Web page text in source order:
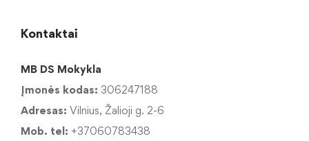
Kontaktai
MB DS Mokykla
Įmonės kodas: 306247188
Adresas: Vilnius, Žalioji g. 2-6
Mob. tel: +37060783438